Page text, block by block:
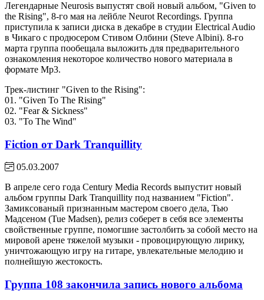
Легендарные Neurosis выпустят свой новый альбом, "Given to
the Rising", 8-го мая на лейбле Neurot Recordings. Группа
приступила к записи диска в декабре в студии Electrical Audio
в Чикаго с продюсером Стивом Олбини (Steve Albini). 8-го
марта группа пообещала выложить для предварительного
ознакомления некоторое количество нового материала в
формате Mp3.
Трек-листинг "Given to the Rising":
01. "Given To The Rising"
02. "Fear & Sickness"
03. "To The Wind"
Fiction от Dark Tranquillity
05.03.2007
В апреле сего года Century Media Records выпустит новый
альбом группы Dark Tranquillity под названием "Fiction".
Замиксованый признанным мастером своего дела, Тью
Мадсеном (Tue Madsen), релиз соберет в себя все элементы
свойственные группе, помогшие застолбить за собой место на
мировой арене тяжелой музыки - провоцирующую лирику,
уничтожающую игру на гитаре, увлекательные мелодию и
полнейшую жестокость.
Группа 108 закончила запись нового альбома